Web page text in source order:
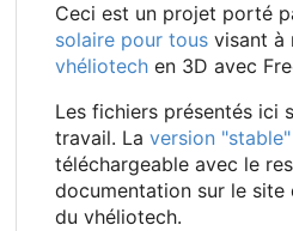
Ceci est un projet porté
solaire pour tous visant à
vhéliotech en 3D avec
Les fichiers présentés ici
travail. La version
téléchargeable avec le
documentation sur le site
du vhéliotech.